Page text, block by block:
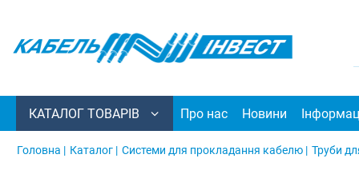
КАТАЛОГ ТОВАРІВ Про нас Новини
Головна | Каталог | Системи для прокладання кабелю | Труби